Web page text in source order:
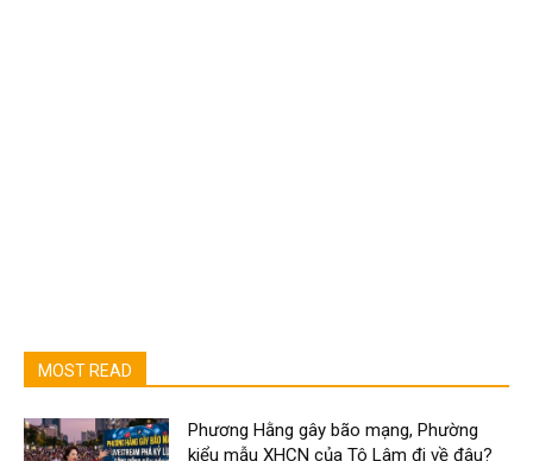
MOST READ
Phương Hằng gây bão mạng, Phường
kiểu mẫu XHCN của Tô Lâm đi về đâu?